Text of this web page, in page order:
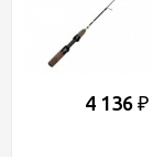
4 136 ₽